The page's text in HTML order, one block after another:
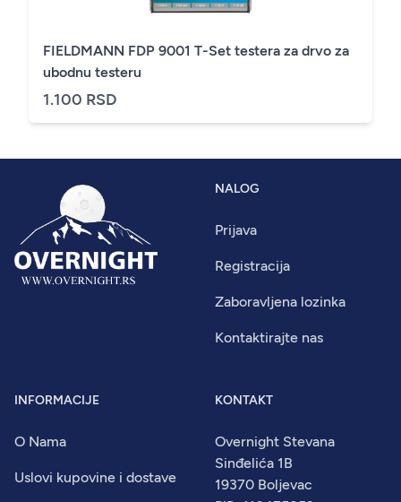
FIELDMANN FDP 9001 T-Set testera za drvo za
ubodnu testeru
1.100 RSD
NALOG
Prijava
Registracija
Zaboravljena lozinka
Kontaktirajte nas
INFORMACIJE
O Nama
Uslovi kupovine i dostave
KONTAKT
Overnight Stevana
Sinđelića 1B
19370 Boljevac